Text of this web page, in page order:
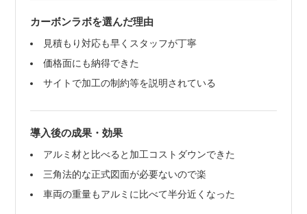
カーボンラボを選んだ理由
見積もり対応も早くスタッフが丁寧
価格面にも納得できた
サイトで加工の制約等を説明されている
導入後の成果・効果
アルミ材と比べると加工コストダウンできた
三角法的な正式図面が必要ないので楽
車両の重量もアルミに比べて半分近くなった